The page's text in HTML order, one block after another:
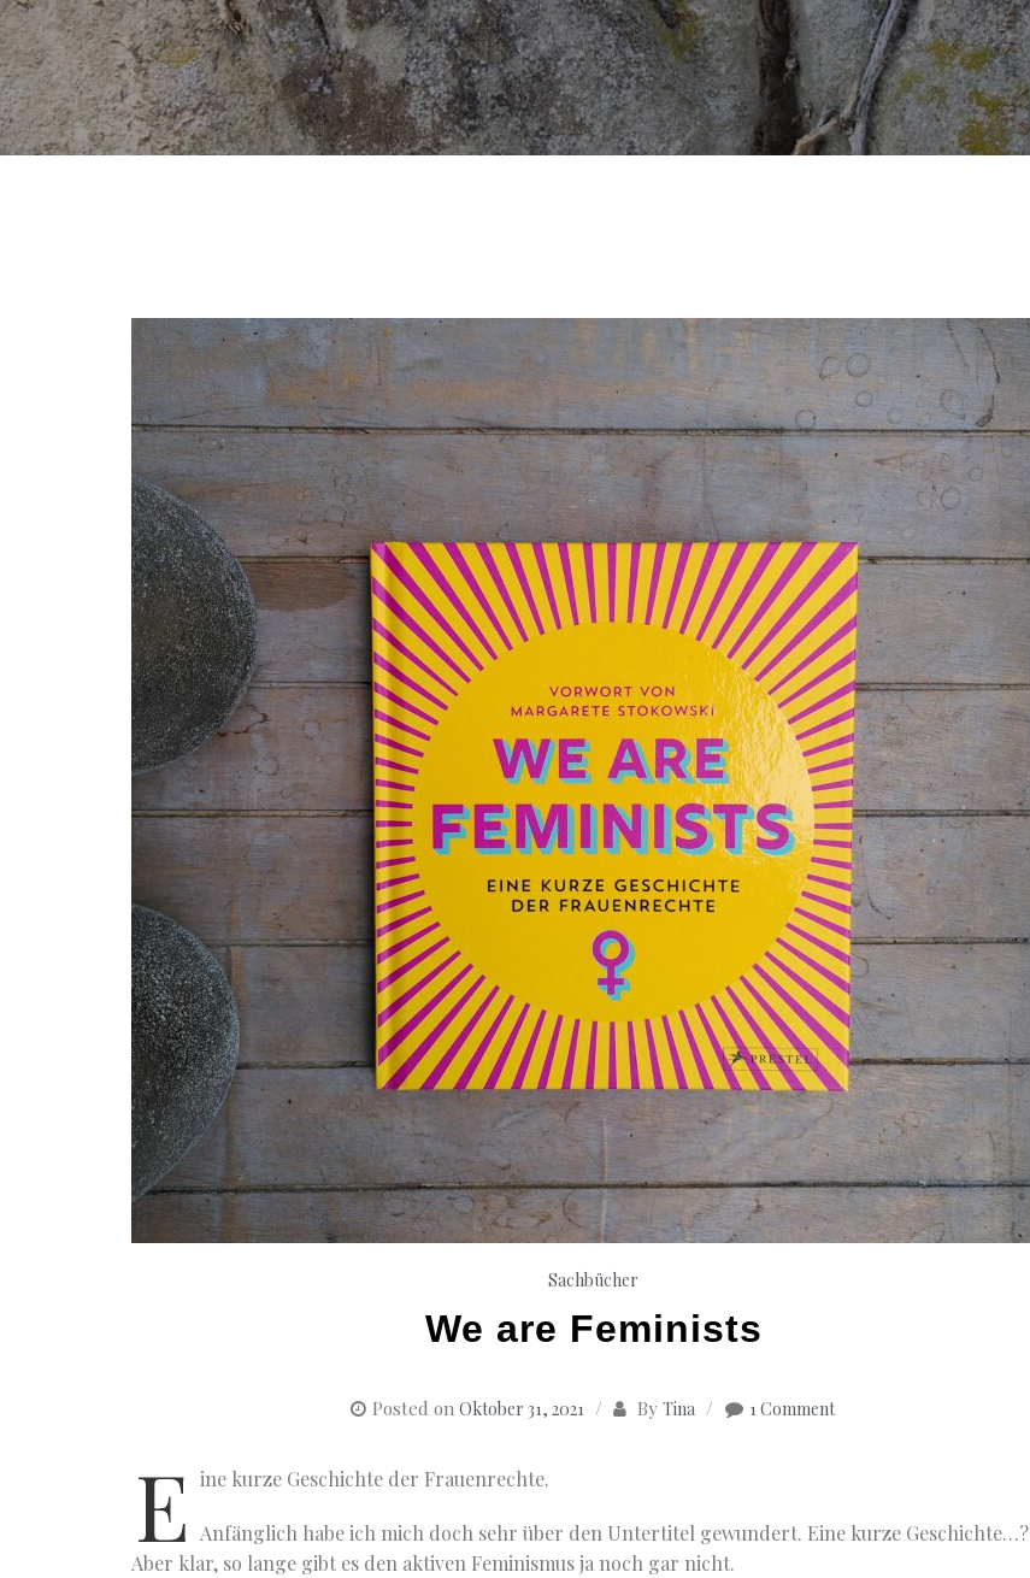
Sachbücher
We are Feminists
Posted onOktober 31, 2021 ByTina 1 Comment
E ine kurze Geschichte der Frauenrechte.
Anfänglich habe ich mich doch sehr über den Untertitel gewundert. Eine kurze Geschichte…?
Aber klar, so lange gibt es den aktiven Feminismus ja noch gar nicht.